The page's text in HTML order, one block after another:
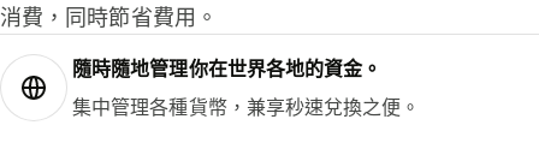
消費，同時節省費用。
隨時隨地管理你在世界各地的資金。
集中管理各種貨幣，兼享秒速兌換之便。